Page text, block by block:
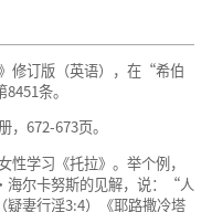
修订版（英语），在“希伯
条。
672-673页。
学习《托拉》。举个例，
海尔卡努斯的见解，说：“人
妻行淫3:4）《耶路撒冷塔